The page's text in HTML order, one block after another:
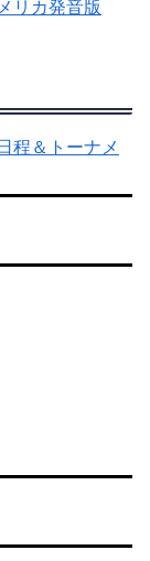
リカ発音版
程＆トーナメ